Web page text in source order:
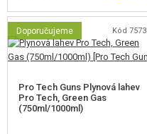
Doporučujeme Kód 7573
Pro Tech Guns Plynová lahev
Pro Tech, Green Gas
(750ml/1000ml)